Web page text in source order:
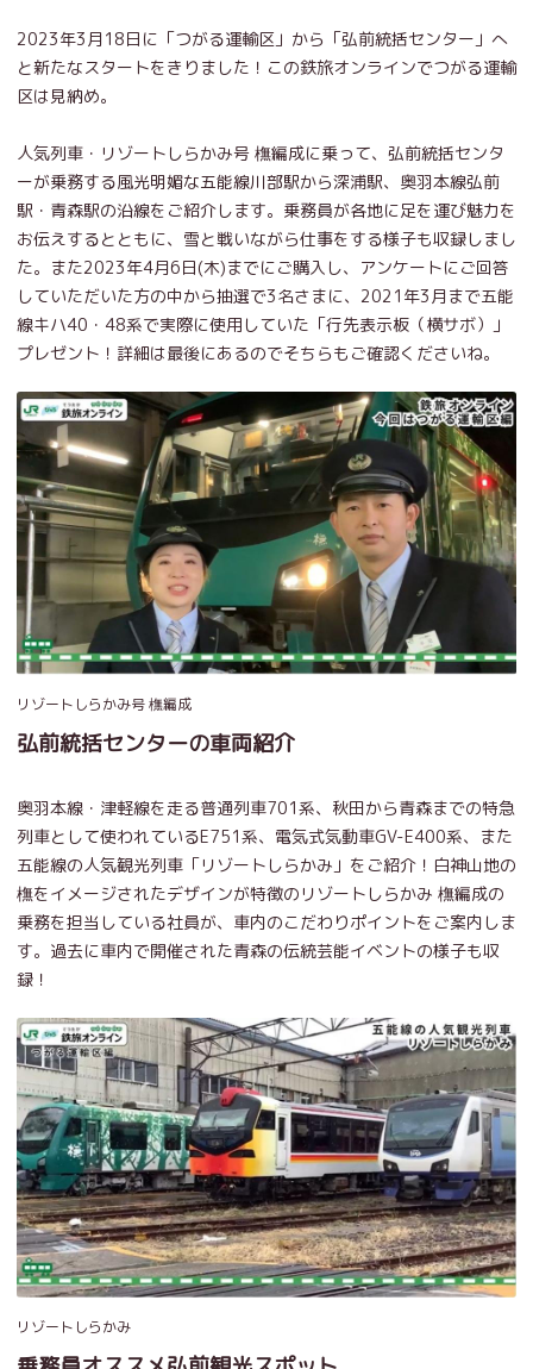
2023年3月18日に「つがる運輸区」から「弘前統括センター」へ
と新たなスタートをきりました！この鉄旅オンラインでつがる運輸
区は見納め。
人気列車・リゾートしらかみ号 橅編成に乗って、弘前統括センタ
ーが乗務する風光明媚な五能線川部駅から深浦駅、奥羽本線弘前
駅・青森駅の沿線をご紹介します。乗務員が各地に足を運び魅力を
お伝えするとともに、雪と戦いながら仕事をする様子も収録しまし
た。また2023年4月6日(木)までにご購入し、アンケートにご回答
していただいた方の中から抽選で3名さまに、2021年3月まで五能
線キハ40・48系で実際に使用していた「行先表示板（横サボ）」
プレゼント！詳細は最後にあるのでそちらもご確認くださいね。
リゾートしらかみ号 橅編成
弘前統括センターの車両紹介
奥羽本線・津軽線を走る普通列車701系、秋田から青森までの特急
列車として使われているE751系、電気式気動車GV-E400系、また
五能線の人気観光列車「リゾートしらかみ」をご紹介！白神山地の
橅をイメージされたデザインが特徴のリゾートしらかみ 橅編成の
乗務を担当している社員が、車内のこだわりポイントをご案内しま
す。過去に車内で開催された青森の伝統芸能イベントの様子も収
録！
リゾートしらかみ